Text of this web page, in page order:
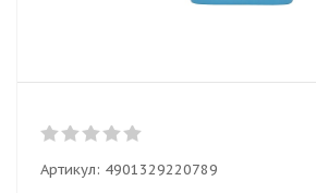
Артикул: 4901329220789